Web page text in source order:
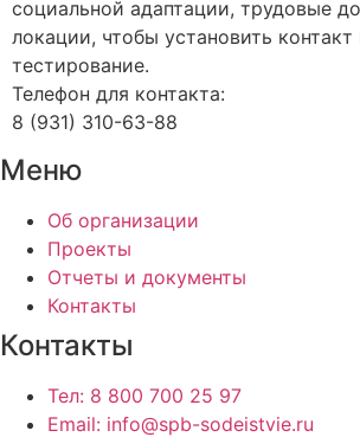
социальной адаптации, трудовые
локации, чтобы установить
тестирование.
Телефон для контакта:
8 (931) 310-63-88
Меню
Об организации
Проекты
Отчеты и документы
Контакты
Контакты
Тел: 8 800 700 25 97
Email: info@spb-sodeistvie.ru